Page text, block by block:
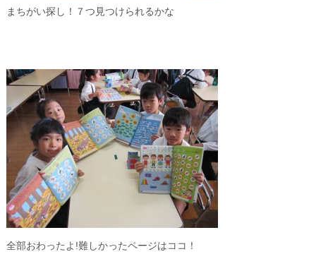
まちがい探し！７つ見つけられるかな
全部おわったよ!難しかったページはココ！